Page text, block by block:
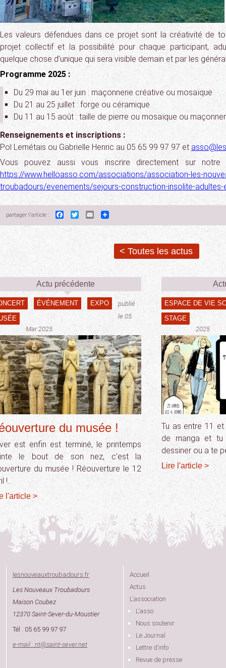
Les valeurs défendues dans ce projet sont la créativité de
projet collectif et la possibilité pour chaque participant,
quelque chose d’unique qui sera visible demain et par les
Programme 2025 :
Du 29 mai au 1er juin : maçonnerie créative ou mosaïque
Du 21 au 25 juillet : forge ou céramique
Du 11 au 15 août : taille de pierre ou mosaïque ou
Renseignements et inscriptions :
Pol Lemétais ou Gabrielle Henric au 05 65 99 97 97 et
Vous pouvez aussi vous inscrire directement sur notre
https://www.helloasso.com/associations/association-les-
troubadours/evenements/sejours-construction-insolite-adultes-
partager l'article : Facebook
TwitterEmail
< Toutes les actus
Actu précédente
ÉVÉNEMENT
EXPO
publié
le 05
Mar 2025
du musée !
est enfin est terminé, le printemps
le bout de son nez, c’est la
du musée ! Réouverture le 12
!…
l'article >
ESPACE DE VIE
STAGE
2025
Tu as entre 11
de manga et tu
dessiner ou a te
Lire l'article >
lesnouveauxtroubadours.fr
Les Nouveaux Troubadours
Maison Coubez
12370 Saint-Sever-du-Moustier
Tél : 05 65 99 97 97
e-mail : nt@saint-sever.net
Accueil
Actus
L’association
L’asso
Nous soutenir
Le Journal
Lettre d’info
Revue de presse